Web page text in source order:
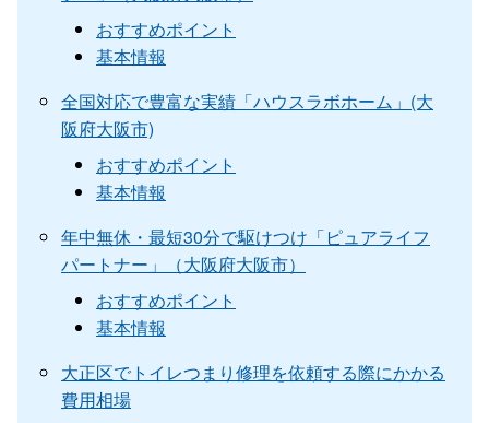
おすすめポイント
基本情報
全国対応で豊富な実績「ハウスラボホーム」(大
阪府大阪市)
おすすめポイント
基本情報
年中無休・最短30分で駆けつけ「ピュアライフ
パートナー」（大阪府大阪市）
おすすめポイント
基本情報
大正区でトイレつまり修理を依頼する際にかかる
費用相場